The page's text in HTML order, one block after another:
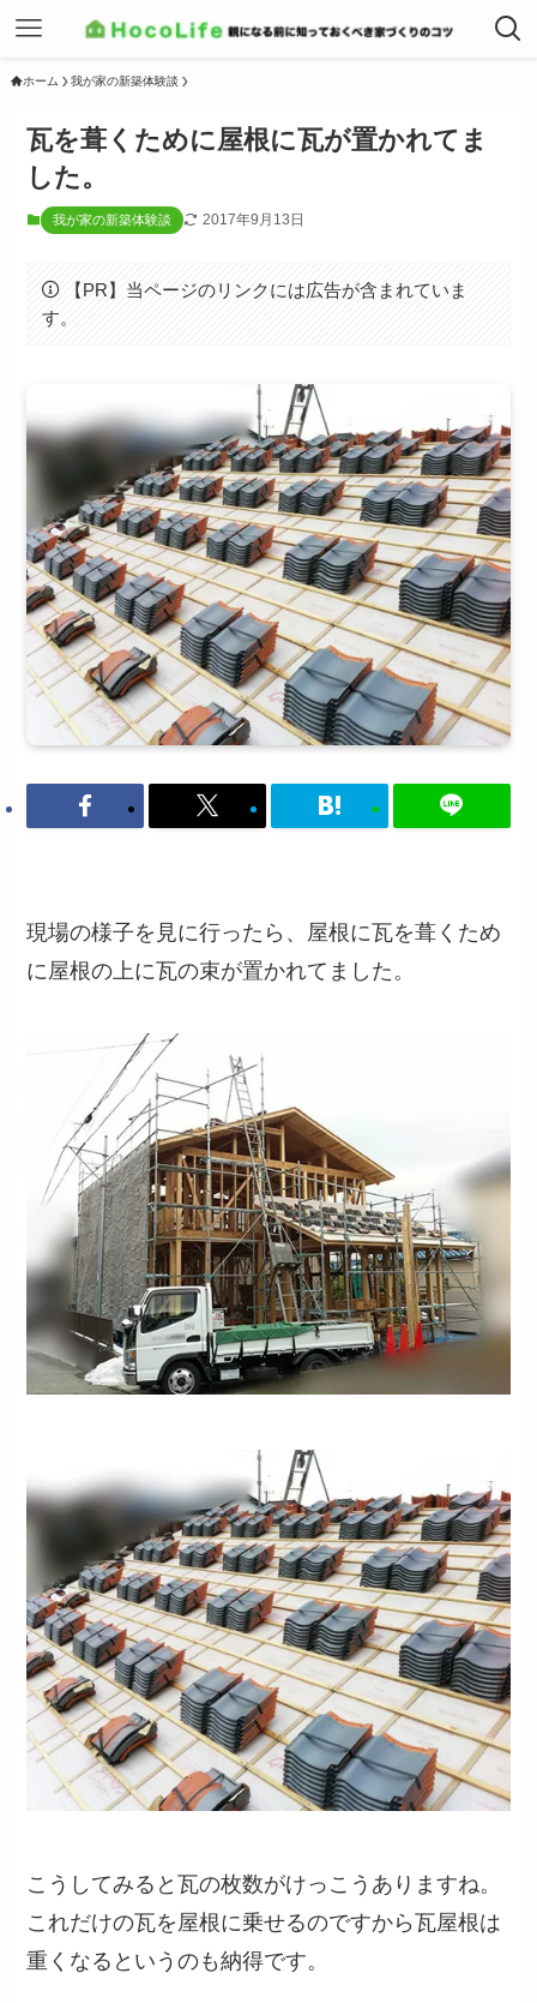
ホーム 我が家の新築体験談
瓦を葺くために屋根に瓦が置かれてま
した。
我が家の新築体験談 2017年9月13日
【PR】当ページのリンクには広告が含まれていま
す。
現場の様子を見に行ったら、屋根に瓦を葺くため
に屋根の上に瓦の束が置かれてました。
こうしてみると瓦の枚数がけっこうありますね。
これだけの瓦を屋根に乗せるのですから瓦屋根は
重くなるというのも納得です。